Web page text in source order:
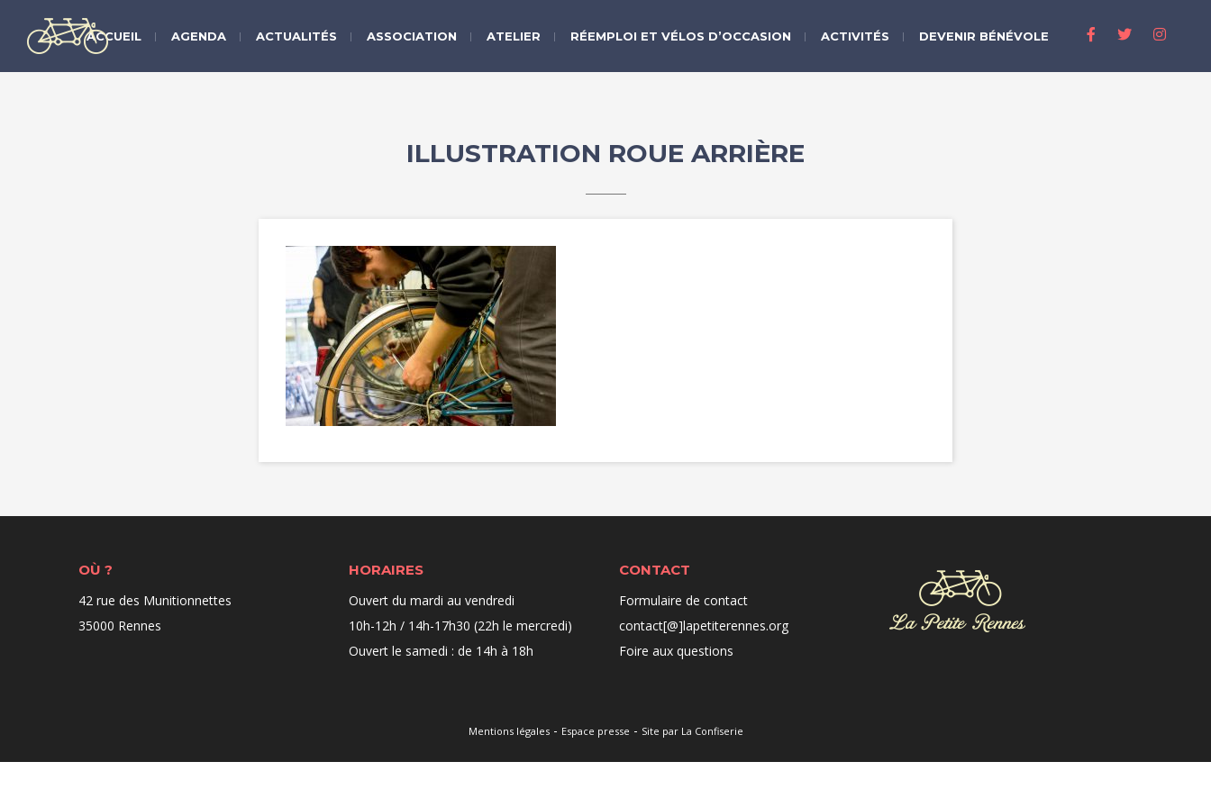
ACCUEIL AGENDA ACTUALITÉS ASSOCIATION ATELIER RÉEMPLOI ET VÉLOS D’OCCASION ACTIVITÉS DEVENIR BÉNÉVOLE
ILLUSTRATION ROUE ARRIÈRE
OÙ ?
42 rue des Munitionnettes
35000 Rennes
HORAIRES
Ouvert du mardi au vendredi
10h-12h / 14h-17h30 (22h le mercredi)
Ouvert le samedi : de 14h à 18h
CONTACT
Formulaire de contact
contact[@]lapetiterennes.org
Foire aux questions
Mentions légales- Espace presse - Site par La Confiserie